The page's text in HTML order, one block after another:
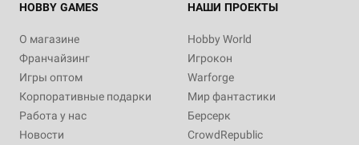
HOBBY GAMES
О магазине
Франчайзинг
Игры оптом
Корпоративные подарки
Работа у нас
Новости
НАШИ ПРОЕКТЫ
Hobby World
Игрокон
Warforge
Мир фантастики
Берсерк
CrowdRepublic